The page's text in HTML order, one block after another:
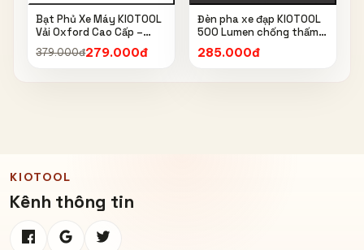
Bạt Phủ Xe Máy KIOTOOL
Vải Oxford Cao Cấp –
Chống Nắng, Chống Mưa,
Chống Bụi, Chống Tia UV,
379.000đ279.000đ
Đèn pha xe đạp KIOTOOL
500 Lumen chống thấm
nước IPX6 6603
285.000đ
KIOTOOL
Kênh thông tin